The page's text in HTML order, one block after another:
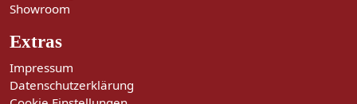
Showroom
Extras
Impressum
Datenschutzerklärung